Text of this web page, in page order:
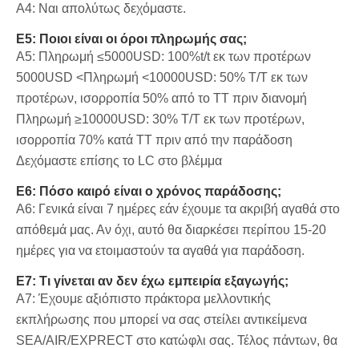
A4: Ναι απολύτως δεχόμαστε.
Ε5: Ποιοι είναι οι όροι πληρωμής σας;
A5: Πληρωμή ≤5000USD: 100%t/t εκ των προτέρων
5000USD <Πληρωμή <10000USD: 50% T/T εκ των
προτέρων, ισορροπία 50% από το TT πριν διανομή
Πληρωμή ≥10000USD: 30% T/T εκ των προτέρων,
ισορροπία 70% κατά TT πριν από την παράδοση
Δεχόμαστε επίσης το LC στο βλέμμα
Ε6: Πόσο καιρό είναι ο χρόνος παράδοσης;
A6: Γενικά είναι 7 ημέρες εάν έχουμε τα ακριβή αγαθά στο
απόθεμά μας. Αν όχι, αυτό θα διαρκέσει περίπου 15-20
ημέρες για να ετοιμαστούν τα αγαθά για παράδοση.
Ε7: Τι γίνεται αν δεν έχω εμπειρία εξαγωγής;
A7: Έχουμε αξιόπιστο πράκτορα μελλοντικής
εκπλήρωσης που μπορεί να σας στείλει αντικείμενα
SEA/AIR/EXPRECT στο κατώφλι σας. Τέλος πάντων, θα